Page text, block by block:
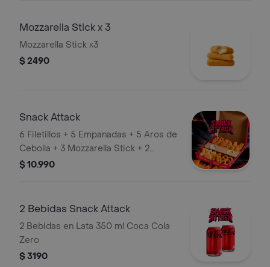
Mozzarella Stick x 3
Mozzarella Stick x3
$ 2490
Snack Attack
6 Filetillos + 5 Empanadas + 5 Aros de
Cebolla + 3 Mozzarella Stick + 2
Salsas a elección
$ 10.990
2 Bebidas Snack Attack
2 Bebidas en Lata 350 ml Coca Cola
Zero
$ 3190